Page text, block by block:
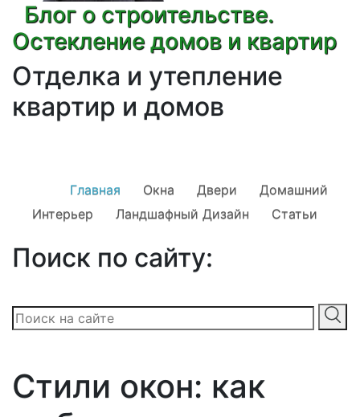
Блог о строительстве.
Остекление домов и квартир
Отделка и утепление
квартир и домов
Главная Окна Двери
Домашний
Интерьер
Ландшафный Дизайн Статьи
Поиск по сайту:
Стили окон: как